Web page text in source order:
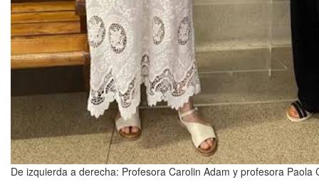
De izquierda a derecha: Profesora Carolin Adam y profesora Paola